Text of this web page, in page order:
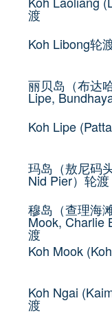
渡
Koh Libong轮
丽贝岛（布达
Lipe,
Koh Lipe
玛岛（敖尼码
Nid Pier）轮渡
穆岛（查理海
Mook, Charlie
渡
Koh Mook
Koh Ngai
渡